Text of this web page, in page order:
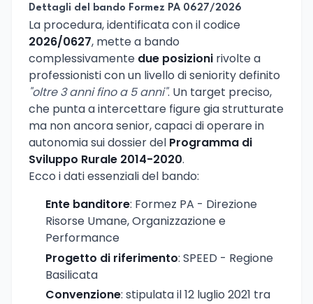
Dettagli del bando Formez PA 0627/2026
La procedura, identificata con il codice
2026/0627, mette a bando
complessivamente due posizioni rivolte a
professionisti con un livello di seniority definito
"oltre 3 anni fino a 5 anni". Un target preciso,
che punta a intercettare figure gia strutturate
ma non ancora senior, capaci di operare in
autonomia sui dossier del Programma di
Sviluppo Rurale 2014-2020.
Ecco i dati essenziali del bando:
Ente banditore: Formez PA - Direzione
Risorse Umane, Organizzazione e
Performance
Progetto di riferimento: SPEED - Regione
Basilicata
Convenzione: stipulata il 12 luglio 2021 tra